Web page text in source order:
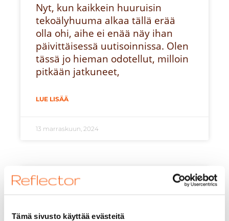
Tämä sivusto käyttää evästeitä
Nyt, kun kaikkein huuruisin
tekoälyhuuma alkaa tällä erää
olla ohi, aihe ei enää näy ihan
päivittäisessä uutisoinnissa. Olen
tässä jo hieman odotellut, milloin
pitkään jatkuneet,
LUE LISÄÄ
13 marraskuun, 2024
DIGITAALINEN MUUTOS